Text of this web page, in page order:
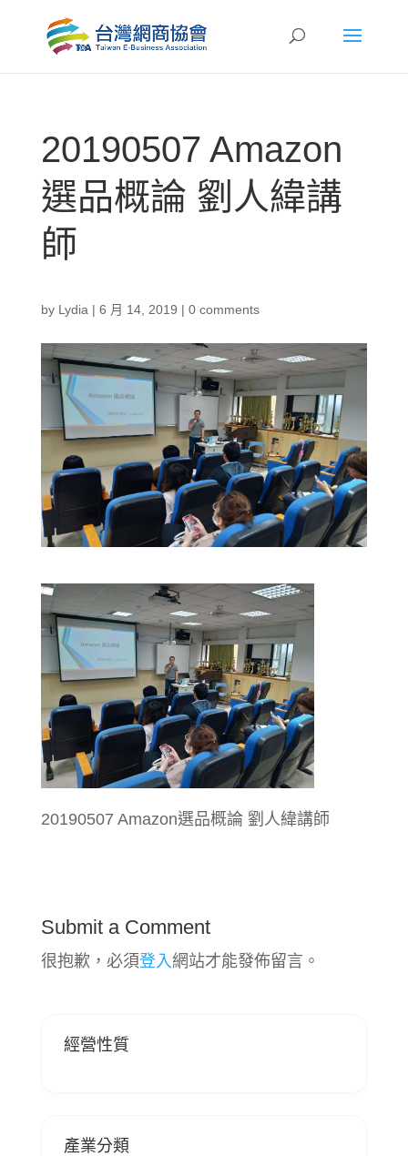
20190507 Amazon
選品概論 劉人緯講
師
by Lydia | 6 月 14, 2019 | 0 comments
20190507 Amazon選品概論 劉人緯講師
Submit a Comment
很抱歉，必須登入 網站才能發佈留言。
經營性質
產業分類